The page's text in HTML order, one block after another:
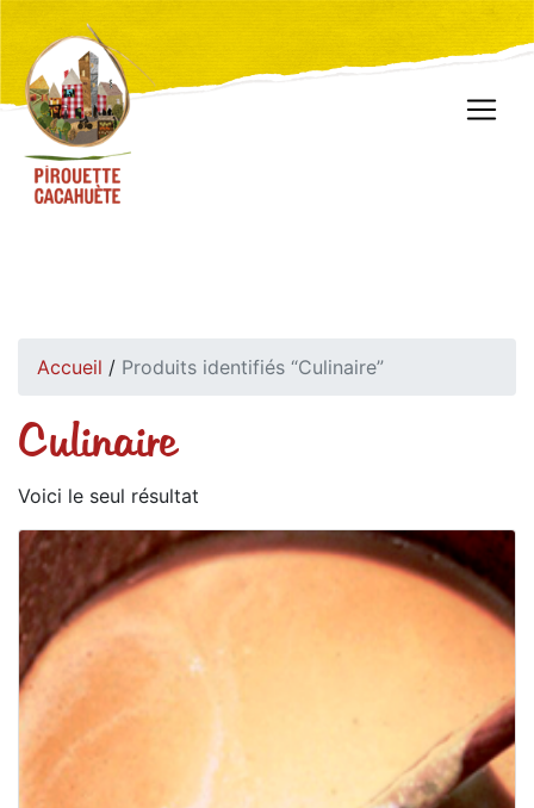
Accueil / Produits identifiés “Culinaire”
Culinaire
Voici le seul résultat